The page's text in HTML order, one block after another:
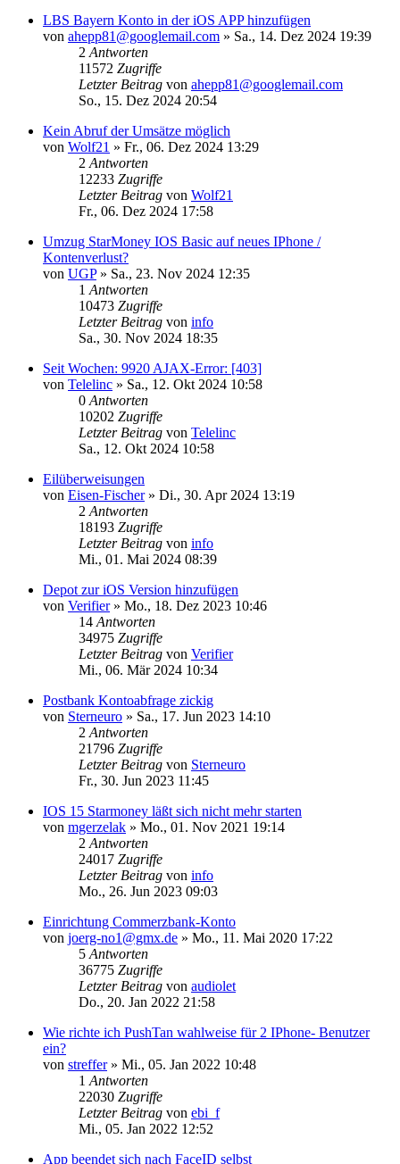
LBS Bayern Konto in der iOS APP hinzufügen
von ahepp81@googlemail.com » Sa., 14. Dez 2024 19:39
2 Antworten
11572 Zugriffe
Letzter Beitrag von ahepp81@googlemail.com
So., 15. Dez 2024 20:54
Kein Abruf der Umsätze möglich
von Wolf21 » Fr., 06. Dez 2024 13:29
2 Antworten
12233 Zugriffe
Letzter Beitrag von Wolf21
Fr., 06. Dez 2024 17:58
Umzug StarMoney IOS Basic auf neues IPhone /
Kontenverlust?
von UGP» Sa., 23. Nov 2024 12:35
1 Antworten
10473 Zugriffe
Letzter Beitrag von info
Sa., 30. Nov 2024 18:35
Seit Wochen: 9920 AJAX-Error: [403]
von Telelinc » Sa., 12. Okt 2024 10:58
0 Antworten
10202 Zugriffe
Letzter Beitrag von Telelinc
Sa., 12. Okt 2024 10:58
Eilüberweisungen
von Eisen-Fischer» Di., 30. Apr 2024 13:19
2 Antworten
18193 Zugriffe
Letzter Beitrag von info
Mi., 01. Mai 2024 08:39
Depot zur iOS Version hinzufügen
von Verifier» Mo., 18. Dez 2023 10:46
14 Antworten
34975 Zugriffe
Letzter Beitrag von Verifier
Mi., 06. Mär 2024 10:34
Postbank Kontoabfrage zickig
von Sterneuro » Sa., 17. Jun 2023 14:10
2 Antworten
21796 Zugriffe
Letzter Beitrag von Sterneuro
Fr., 30. Jun 2023 11:45
IOS 15 Starmoney läßt sich nicht mehr starten
von mgerzelak » Mo., 01. Nov 2021 19:14
2 Antworten
24017 Zugriffe
Letzter Beitrag von info
Mo., 26. Jun 2023 09:03
Einrichtung Commerzbank-Konto
von joerg-no1@gmx.de » Mo., 11. Mai 2020 17:22
5 Antworten
36775 Zugriffe
Letzter Beitrag von audiolet
Do., 20. Jan 2022 21:58
Wie richte ich PushTan wahlweise für 2 IPhone- Benutzer
ein?
von streffer» Mi., 05. Jan 2022 10:48
1 Antworten
22030 Zugriffe
Letzter Beitrag von ebi_f
Mi., 05. Jan 2022 12:52
App beendet sich nach FaceID selbst